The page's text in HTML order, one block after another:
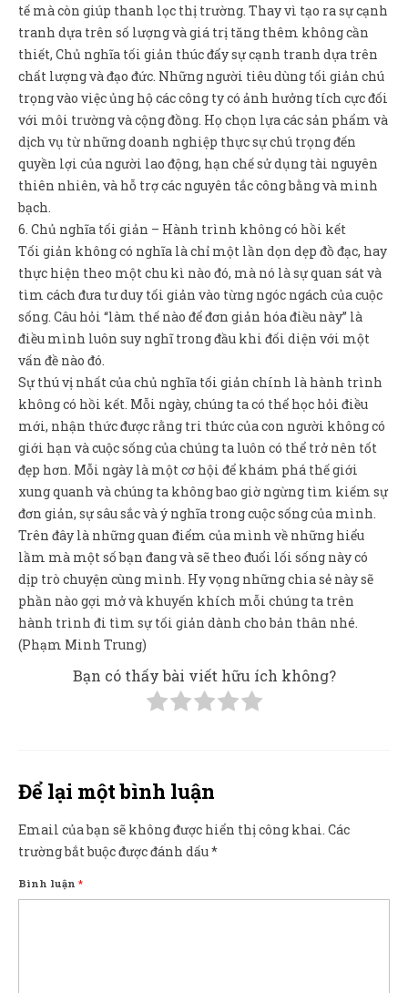
tế mà còn giúp thanh lọc thị trường. Thay vì tạo ra sự cạnh
tranh dựa trên số lượng và giá trị tăng thêm không cần
thiết, Chủ nghĩa tối giản thúc đẩy sự cạnh tranh dựa trên
chất lượng và đạo đức. Những người tiêu dùng tối giản chú
trọng vào việc ủng hộ các công ty có ảnh hưởng tích cực đối
với môi trường và cộng đồng. Họ chọn lựa các sản phẩm và
dịch vụ từ những doanh nghiệp thực sự chú trọng đến
quyền lợi của người lao động, hạn chế sử dụng tài nguyên
thiên nhiên, và hỗ trợ các nguyên tắc công bằng và minh
bạch.
6. Chủ nghĩa tối giản – Hành trình không có hồi kết
Tối giản không có nghĩa là chỉ một lần dọn dẹp đồ đạc, hay
thực hiện theo một chu kì nào đó, mà nó là sự quan sát và
tìm cách đưa tư duy tối giản vào từng ngóc ngách của cuộc
sống. Câu hỏi “làm thế nào để đơn giản hóa điều này” là
điều mình luôn suy nghĩ trong đầu khi đối diện với một
vấn đề nào đó.
Sự thú vị nhất của chủ nghĩa tối giản chính là hành trình
không có hồi kết. Mỗi ngày, chúng ta có thể học hỏi điều
mới, nhận thức được rằng tri thức của con người không có
giới hạn và cuộc sống của chúng ta luôn có thể trở nên tốt
đẹp hơn. Mỗi ngày là một cơ hội để khám phá thế giới
xung quanh và chúng ta không bao giờ ngừng tìm kiếm sự
đơn giản, sự sâu sắc và ý nghĩa trong cuộc sống của mình.
Trên đây là những quan điểm của mình về những hiểu
lầm mà một số bạn đang và sẽ theo đuổi lối sống này có
dịp trò chuyện cùng mình. Hy vọng những chia sẻ này sẽ
phần nào gợi mở và khuyến khích mỗi chúng ta trên
hành trình đi tìm sự tối giản dành cho bản thân nhé.
(Phạm Minh Trung)
Bạn có thấy bài viết hữu ích không?
Để lại một bình luận
Email của bạn sẽ không được hiển thị công khai. Các
trường bắt buộc được đánh dấu*
Bình luận *